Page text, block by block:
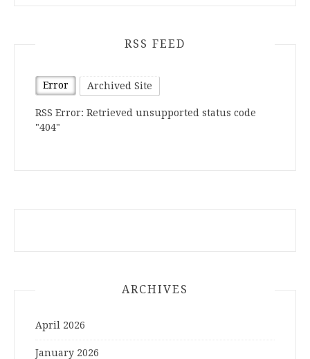
RSS FEED
Error Archived Site
RSS Error: Retrieved unsupported status code
"404"
ARCHIVES
April 2026
January 2026